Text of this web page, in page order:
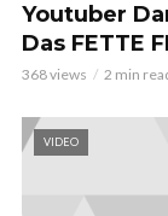
Youtuber
Das FETTE
368 views 2 min
VIDEO